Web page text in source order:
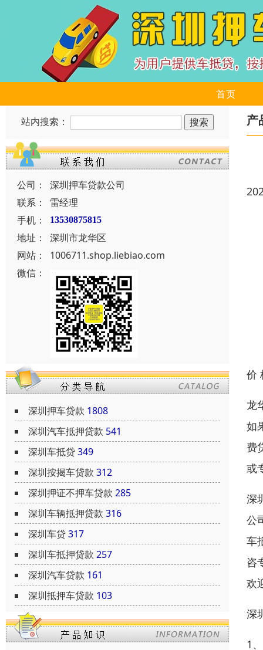
首页
站内搜索：
公司：
深圳押车贷款公司
联系：
雷经理
手机：
13530875815
地址：
深圳市龙华区
网站：
1006711.shop.liebiao.com
微信：
深圳押车贷款 1808
深圳汽车抵押贷款 541
深圳车抵贷349
深圳按揭车贷款 312
深圳押证不押车贷款 285
深圳车辆抵押贷款 316
深圳车贷317
深圳车抵押贷款 257
深圳汽车贷款 161
深圳抵押车贷款 103
产
价
龙
如
费
或
深
公
车
咨
欢
深
1